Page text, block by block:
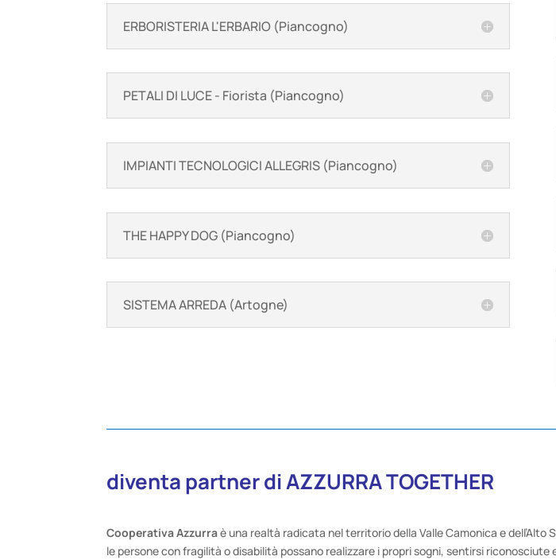
ERBORISTERIA L'ERBARIO (Piancogno)
PETALI DI LUCE - Fiorista (Piancogno)
IMPIANTI TECNOLOGICI ALLEGRIS (Piancogno)
THE HAPPY DOG (Piancogno)
SISTEMA ARREDA (Artogne)
diventa partner di AZZURRA TOGETHER
Cooperativa Azzurraè una realtà radicata nel territorio della Valle Camonica e
le persone con fragilità o disabilità possano realizzare i propri sogni, sentirsi riconosciute